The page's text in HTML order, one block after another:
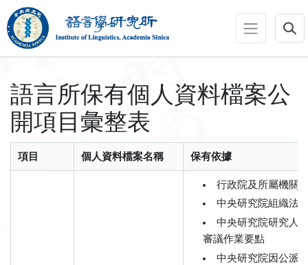
跳到主要內容區塊
:::
語言所保有個人資料檔案公
開項目彙整表
項目 個人資料檔案名稱 保有依據
行政院及所屬機關
中央研究院組織法
中央研究院研究人
審議作業要點
中央研究院因公派